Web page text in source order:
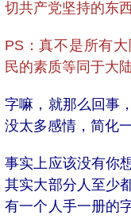
切共产党坚持的东
PS：真不是所有
民的素质等同于大
字嘛，就那么回事
没太多感情，简化
事实上应该没有你
其实大部分人至少
有一个人手一册的